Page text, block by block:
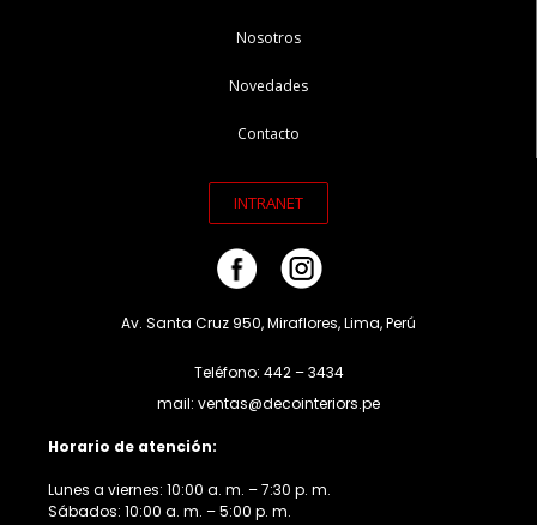
Nosotros
Novedades
Contacto
INTRANET
Av. Santa Cruz 950, Miraflores, Lima, Perú
Teléfono: 442 – 3434
mail: ventas@decointeriors.pe
Horario de atención:
Lunes a viernes: 10:00 a. m. – 7:30 p. m.
Sábados: 10:00 a. m. – 5:00 p. m.